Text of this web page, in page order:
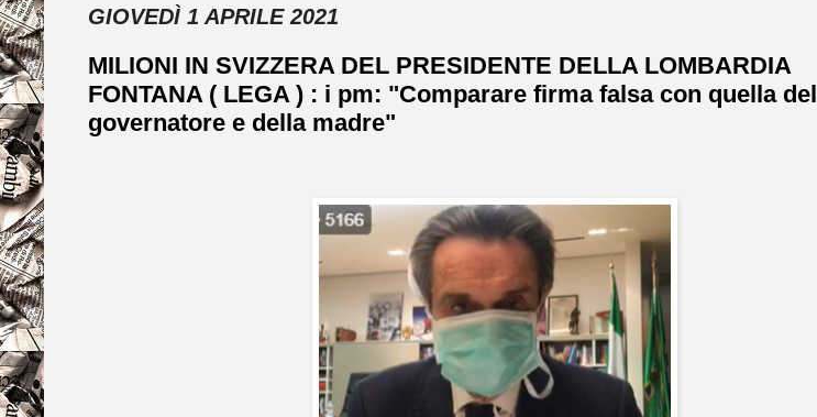
GIOVEDÌ 1 APRILE 2021
MILIONI IN SVIZZERA DEL PRESIDENTE DELLA LOMBARDIA
FONTANA ( LEGA ) : i pm: "Comparare firma falsa con quella del
governatore e della madre"